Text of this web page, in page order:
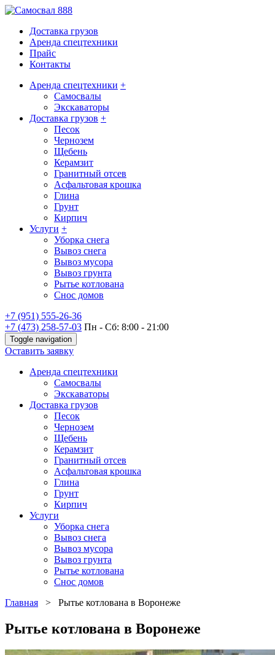
Доставка грузов
Аренда спецтехники
Прайс
Контакты
Аренда спецтехники +
Самосвалы
Экскаваторы
Доставка грузов +
Песок
Чернозем
Щебень
Керамзит
Гранитный отсев
Асфальтовая крошка
Глина
Грунт
Кирпич
Услуги +
Уборка снега
Вывоз снега
Вывоз мусора
Вывоз грунта
Рытье котлована
Снос домов
+7 (951) 555-26-36
+7 (473) 258-57-03 Пн - Сб: 8:00 - 21:00
Toggle navigation
Оставить заявку
Аренда спецтехники
Самосвалы
Экскаваторы
Доставка грузов
Песок
Чернозем
Щебень
Керамзит
Гранитный отсев
Асфальтовая крошка
Глина
Грунт
Кирпич
Услуги
Уборка снега
Вывоз снега
Вывоз мусора
Вывоз грунта
Рытье котлована
Снос домов
Главная > Рытье котлована в Воронеже
Рытье котлована в Воронеже